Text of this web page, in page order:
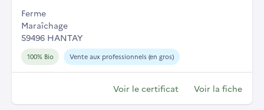
Ferme
Maraîchage
59496 HANTAY
100% Bio Vente aux professionnels (en gros)
Voir le certificat Voir la fiche